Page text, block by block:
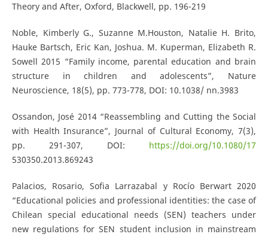
Theory and After, Oxford, Blackwell, pp. 196-219
Noble, Kimberly G., Suzanne M.Houston, Natalie H. Brito,
Hauke Bartsch, Eric Kan, Joshua. M. Kuperman, Elizabeth R.
Sowell 2015 “Family income, parental education and brain
structure in children and adolescents”, Nature
Neuroscience, 18(5), pp. 773-778, DOI: 10.1038/ nn.3983
Ossandon, José 2014 “Reassembling and Cutting the Social
with Health Insurance”, Journal of Cultural Economy, 7(3),
pp. 291-307, DOI: https://doi.org/10.1080/17
530350.2013.869243
Palacios, Rosario, Sofia Larrazabal y Rocío Berwart 2020
“Educational policies and professional identities: the case of
Chilean special educational needs (SEN) teachers under
new regulations for SEN student inclusion in mainstream